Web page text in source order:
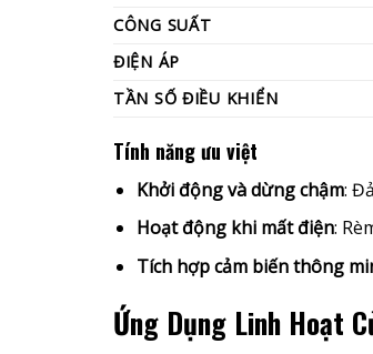
CÔNG SUẤT
ĐIỆN ÁP
TẦN SỐ ĐIỀU KHIỂN
Tính năng ưu việt
Khởi động và dừng chậm:
Hoạt động khi mất điện:
Tích hợp cảm biến thông
Ứng Dụng Linh Hoạt